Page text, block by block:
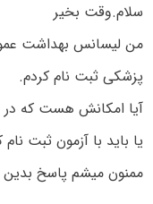
سلام.وقت بخیر
من لیسانس بهداشت
پزشکی ثبت نام کردم.
آیا امکانش هست که در
یا باید با آزمون ثبت نام
ممنون میشم پاسخ بدین